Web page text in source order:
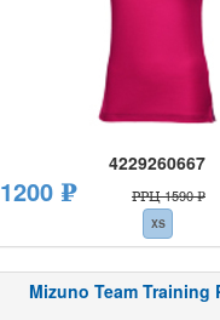
4229260667
1200 ₽ РРЦ 1590 ₽
XS
Mizuno Team Training